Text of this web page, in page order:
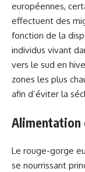
européennes,
effectuent des
fonction de la
individus vivant
vers le sud en
zones les plus
afin d’éviter la
Alimentation
Le rouge-gorge
se nourrissant